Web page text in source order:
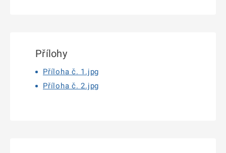
Přílohy
Příloha č. 1.jpg
Příloha č. 2.jpg